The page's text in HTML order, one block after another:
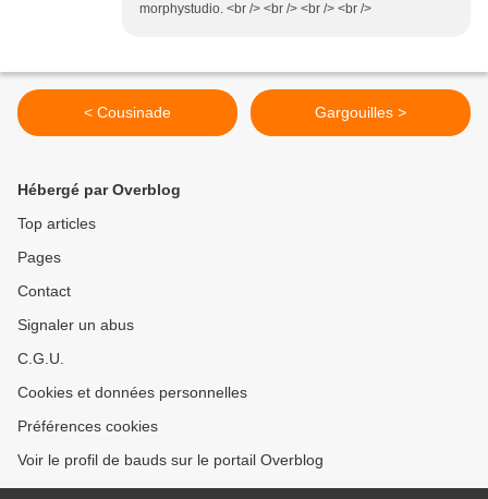
morphystudio. <br /> <br /> <br /> <br />
< Cousinade Gargouilles >
Hébergé par Overblog
Top articles
Pages
Contact
Signaler un abus
C.G.U.
Cookies et données personnelles
Préférences cookies
Voir le profil de bauds sur le portail Overblog